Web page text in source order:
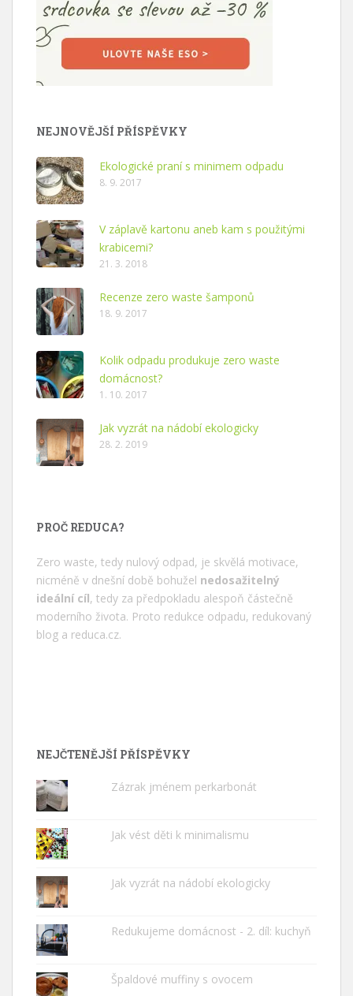
NEJNOVĚJŠÍ PŘÍSPĚVKY
Ekologické praní s minimem odpadu
8. 9. 2017
V záplavě kartonu aneb kam s použitými
krabicemi?
21. 3. 2018
Recenze zero waste šamponů
18. 9. 2017
Kolik odpadu produkuje zero waste
domácnost?
1. 10. 2017
Jak vyzrát na nádobí ekologicky
28. 2. 2019
PROČ REDUCA?
Zero waste, tedy nulový odpad, je skvělá motivace,
nicméně v dnešní době bohužel nedosažitelný
ideální cíl, tedy za předpokladu alespoň částečně
moderního života. Proto redukce odpadu, redukovaný
blog a reduca.cz.
NEJČTENĚJŠÍ PŘÍSPĚVKY
Zázrak jménem perkarbonát
Jak vést děti k minimalismu
Jak vyzrát na nádobí ekologicky
Redukujeme domácnost - 2. díl: kuchyň
Špaldové muffiny s ovocem